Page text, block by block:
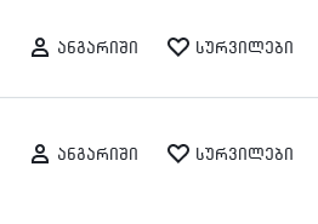
ანგარიში სურვილები
ანგარიში სურვილები